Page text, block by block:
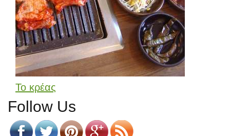
Το κρέας
Follow Us